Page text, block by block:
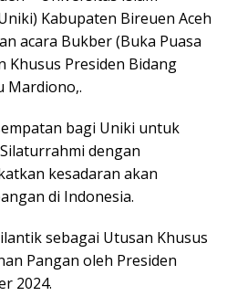
Kabupaten Bireuen Aceh
acara Bukber (Buka Puasa
Khusus Presiden Bidang
Mardiono,.
bagi Uniki untuk
dengan
kesadaran akan
di Indonesia.
sebagai Utusan Khusus
Pangan oleh Presiden
2024.